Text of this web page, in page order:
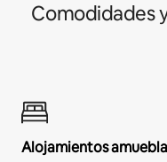
Comodidades
Alojamientos